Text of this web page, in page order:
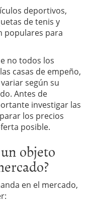
deportivos,
de tenis y
populares para
no todos los
casas de empeño,
según su
Antes de
investigar las
los precios
posible.
objeto
en el mercado,